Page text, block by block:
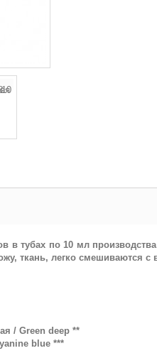
в тубах по 10 мл
ткань, легко
/ Green deep **
blue ***